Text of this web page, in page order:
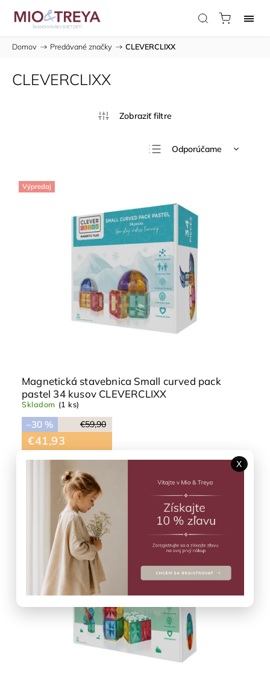
Domov / Predávané značky / CLEVERCLIXX
CLEVERCLIXX
Odporúčame
Najpredávanejšie
Abecedne
Výpredaj
Magnetická stavebnica Small curved pack
pastel 34 kusov CLEVERCLIXX
Skladom (1 ks)
€59,90
–30 %
€41,93
X